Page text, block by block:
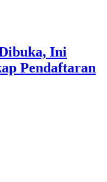
Ini
Pendaftaran